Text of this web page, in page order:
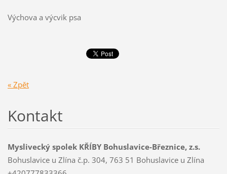
Výchova a výcvik psa
« Zpět
Kontakt
Myslivecký spolek KŘÍBY Bohuslavice-Březnice, z.s.
Bohuslavice u Zlína č.p. 304, 763 51 Bohuslavice u Zlína